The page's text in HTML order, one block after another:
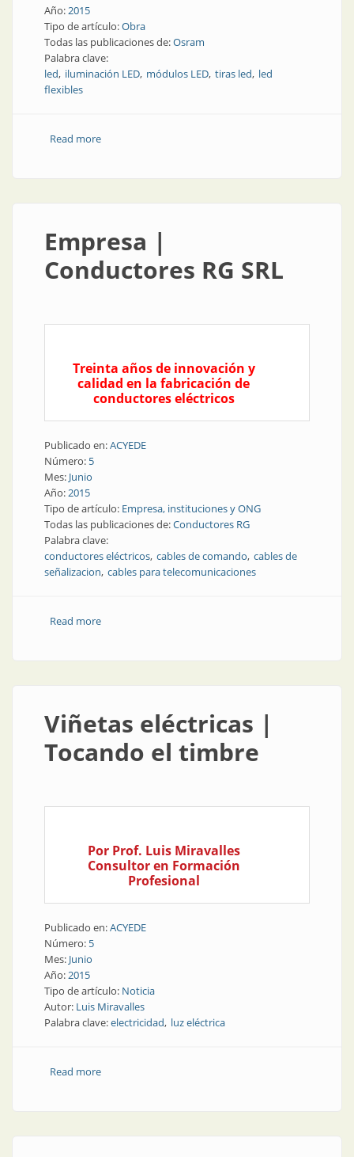
Año:2015
Tipo de artículo:Obra
Todas las publicaciones de:Osram
Palabra clave:
led iluminación LED módulos LED tiras led led
flexibles
Read moreabout Obra | Ambiente opulento. Iluminación led de
Empresa |
Conductores RG SRL
Treinta años de innovación y
calidad en la fabricación de
conductores eléctricos
Publicado en:ACYEDE
Número: 5
Mes: Junio
Año:2015
Tipo de artículo: Empresa, instituciones y ONG
Todas las publicaciones de:Conductores RG
Palabra clave:
conductores eléctricos cables de comando cables de
señalizacion cables para telecomunicaciones
Read moreabout Empresa | Conductores RG SRL
Viñetas eléctricas |
Tocando el timbre
Por Prof. Luis Miravalles
Consultor en Formación
Profesional
Publicado en:ACYEDE
Número: 5
Mes: Junio
Año:2015
Tipo de artículo: Noticia
Autor: Luis Miravalles
Palabra clave:electricidad luz eléctrica
Read moreabout Viñetas eléctricas | Tocando el timbre